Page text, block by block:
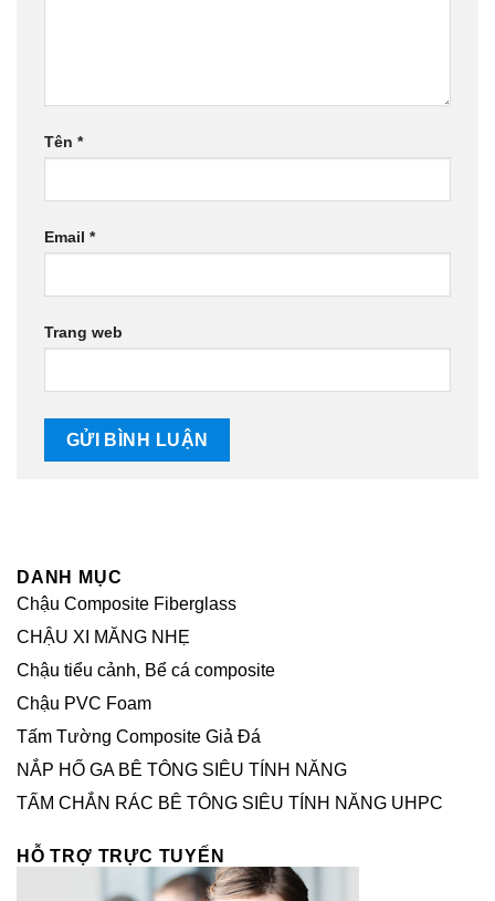
Tên *
Email *
Trang web
DANH MỤC
Chậu Composite Fiberglass
CHẬU XI MĂNG NHẸ
Chậu tiểu cảnh, Bể cá composite
Chậu PVC Foam
Tấm Tường Composite Giả Đá
NẮP HỐ GA BÊ TÔNG SIÊU TÍNH NĂNG
TẤM CHẮN RÁC BÊ TÔNG SIÊU TÍNH NĂNG UHPC
HỖ TRỢ TRỰC TUYẾN